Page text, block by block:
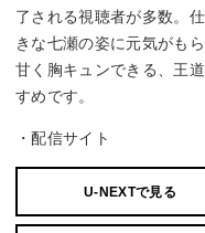
了される視聴者が多数。
きな七瀬の姿に元気がも
甘く胸キュンできる、王
すめです。
・配信サイト
U-NEXTで見る